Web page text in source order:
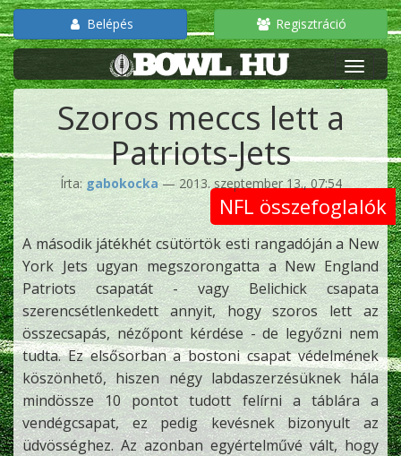
Belépés Regisztráció
Szoros meccs lett a
Patriots-Jets
Írta: gabokocka— 2013. szeptember 13., 07:54
NFL összefoglalók
A második játékhét csütörtök esti rangadóján a New
York Jets ugyan megszorongatta a New England
Patriots csapatát - vagy Belichick csapata
szerencsétlenkedett annyit, hogy szoros lett az
összecsapás, nézőpont kérdése - de legyőzni nem
tudta. Ez elsősorban a bostoni csapat védelmének
köszönhető, hiszen négy labdaszerzésüknek hála
mindössze 10 pontot tudott felírni a táblára a
vendégcsapat, ez pedig kevésnek bizonyult az
üdvösséghez. Az azonban egyértelművé vált, hogy